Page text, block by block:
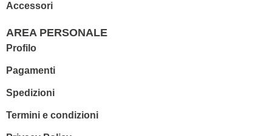
Accessori
AREA PERSONALE
Profilo
Pagamenti
Spedizioni
Termini e condizioni